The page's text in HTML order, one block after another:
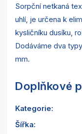
Sorpční netkaná
uhlí, je určena k
kysličníku dusíku,
Dodáváme dva
mm.
Doplňkové
Kategorie:
Šířka: